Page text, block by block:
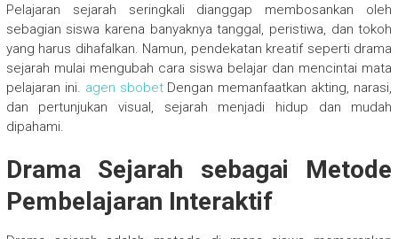
Pelajaran sejarah seringkali dianggap membosankan oleh
sebagian siswa karena banyaknya tanggal, peristiwa, dan tokoh
yang harus dihafalkan. Namun, pendekatan kreatif seperti drama
sejarah mulai mengubah cara siswa belajar dan mencintai mata
pelajaran ini. agen sbobetDengan memanfaatkan akting, narasi,
dan pertunjukan visual, sejarah menjadi hidup dan mudah
dipahami.
Drama Sejarah sebagai Metode
Pembelajaran Interaktif